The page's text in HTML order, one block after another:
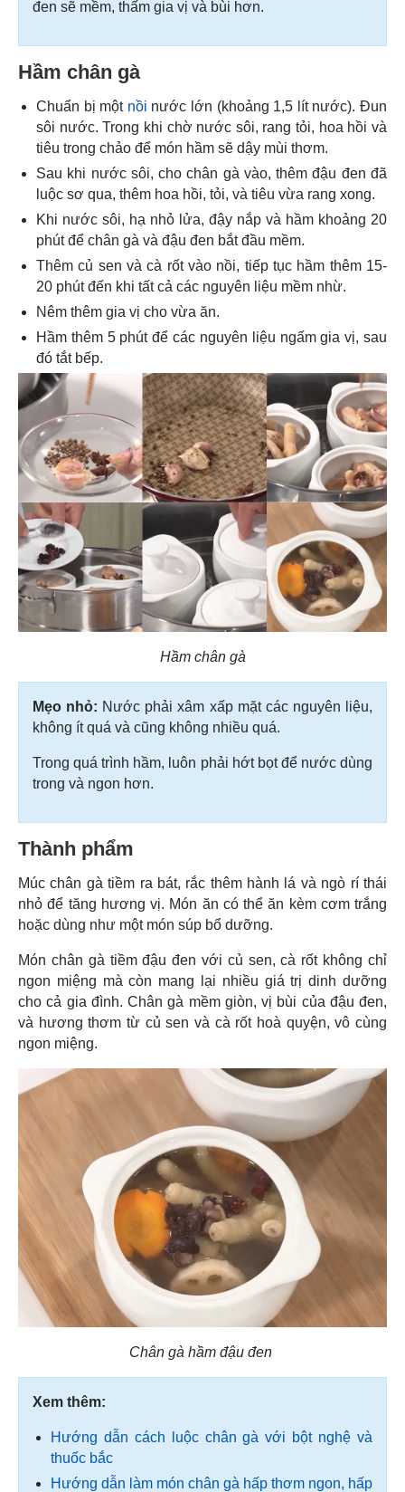
đen sẽ mềm, thấm gia vị và bùi hơn.
Hầm chân gà
Chuẩn bị một nồi nước lớn (khoảng 1,5 lít nước). Đun
sôi nước. Trong khi chờ nước sôi, rang tỏi, hoa hồi và
tiêu trong chảo để món hầm sẽ dậy mùi thơm.
Sau khi nước sôi, cho chân gà vào, thêm đậu đen đã
luộc sơ qua, thêm hoa hồi, tỏi, và tiêu vừa rang xong.
Khi nước sôi, hạ nhỏ lửa, đậy nắp và hầm khoảng 20
phút để chân gà và đậu đen bắt đầu mềm.
Thêm củ sen và cà rốt vào nồi, tiếp tục hầm thêm 15-
20 phút đến khi tất cả các nguyên liệu mềm nhừ.
Nêm thêm gia vị cho vừa ăn.
Hầm thêm 5 phút để các nguyên liệu ngấm gia vị, sau
đó tắt bếp.
Hầm chân gà
Mẹo nhỏ: Nước phải xâm xấp mặt các nguyên liệu,
không ít quá và cũng không nhiều quá.
Trong quá trình hầm, luôn phải hớt bọt để nước dùng
trong và ngon hơn.
Thành phẩm
Múc chân gà tiềm ra bát, rắc thêm hành lá và ngò rí thái
nhỏ để tăng hương vị. Món ăn có thể ăn kèm cơm trắng
hoặc dùng như một món súp bổ dưỡng.
Món chân gà tiềm đậu đen với củ sen, cà rốt không chỉ
ngon miệng mà còn mang lại nhiều giá trị dinh dưỡng
cho cả gia đình. Chân gà mềm giòn, vị bùi của đậu đen,
và hương thơm từ củ sen và cà rốt hoà quyện, vô cùng
ngon miệng.
Chân gà hầm đậu đen
Xem thêm:
Hướng dẫn cách luộc chân gà với bột nghệ và
thuốc bắc
Hướng dẫn làm món chân gà hấp thơm ngon, hấp